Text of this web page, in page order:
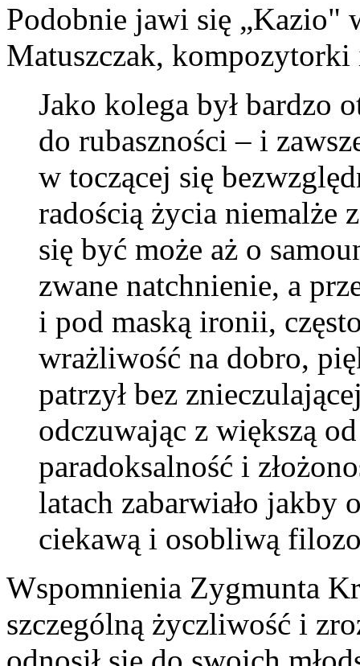
Podobnie jawi się „Kazio"
Matuszczak,
Jako kolega był bardzo
do rubaszności – i
w toczącej się
radością życia niemalże
się być może aż o
zwane natchnienie, a
i pod maską ironii,
wrażliwość na dobro,
patrzył bez
odczuwając z większą
paradoksalność i
latach zabarwiało jakby
ciekawą i osobliwą
Wspomnienia Zygmunta
szczególną życzliwość i